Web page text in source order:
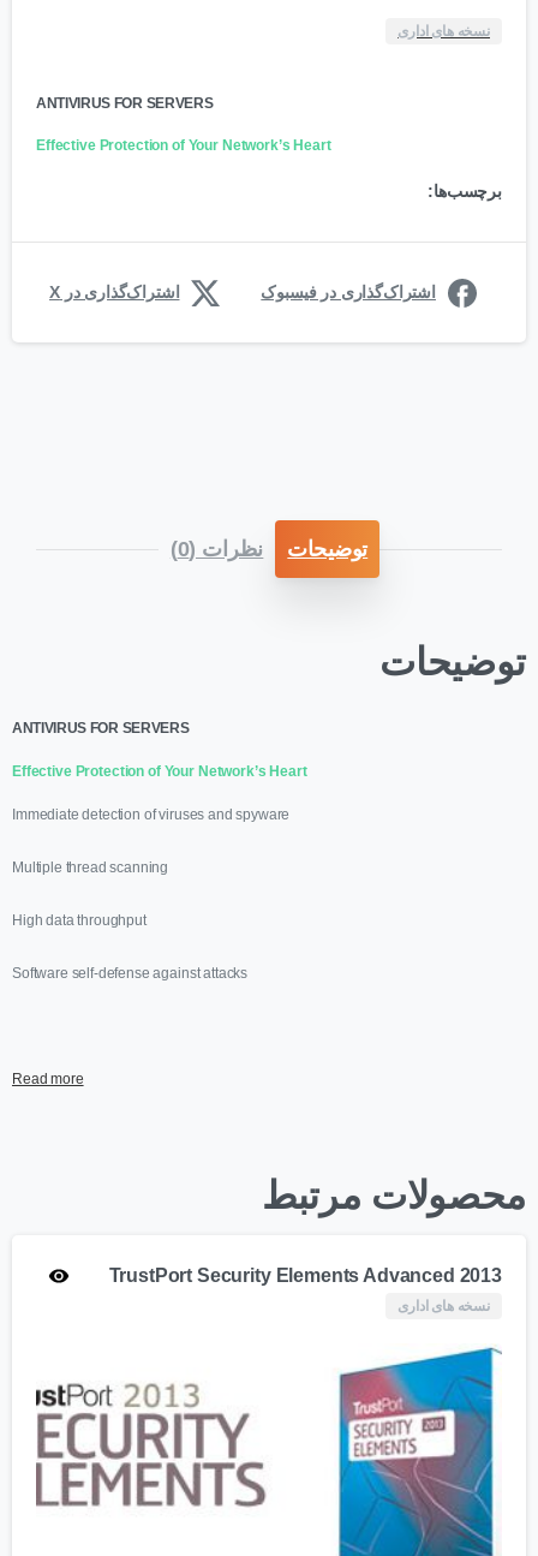
نسخه های اداری
ANTIVIRUS FOR SERVERS
Effective Protection of Your Network’s Heart
برچسب‌ها:
اشتراک‌گذاری در فیسبوک اشتراک‌گذاری در X
توضیحات نظرات (0)
توضیحات
ANTIVIRUS FOR SERVERS
Effective Protection of Your Network’s Heart
Immediate detection of viruses and spyware
Multiple thread scanning
High data throughput
Software self-defense against attacks
Read more
محصولات مرتبط
TrustPort Security Elements Advanced 2013
نسخه های اداری